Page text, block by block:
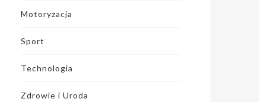
Motoryzacja
Sport
Technologia
Zdrowie i Uroda